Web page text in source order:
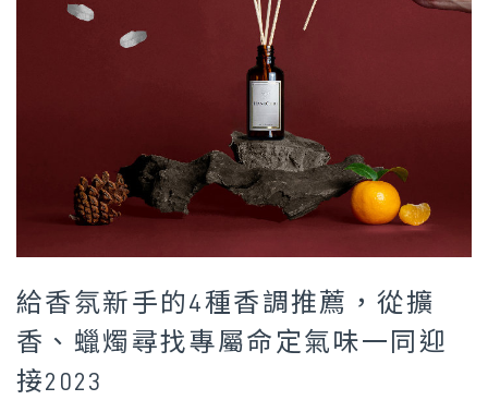
給香氛新手的4種香調推薦，從擴
香、蠟燭尋找專屬命定氣味一同迎
接2023